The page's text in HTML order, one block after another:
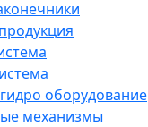
оборудование
механизмы